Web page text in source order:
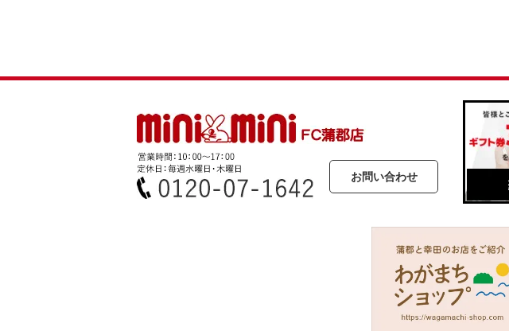
お問い合わせ